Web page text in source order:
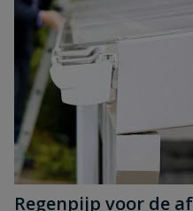
Regenpijp voor de